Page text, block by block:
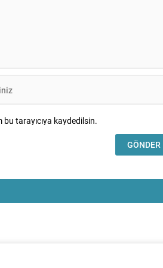
tarayıcıya kaydedilsin.